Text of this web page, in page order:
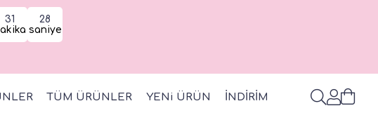
31
27
saniye
TÜM ÜRÜNLER YENi ÜRÜN İNDİRİM